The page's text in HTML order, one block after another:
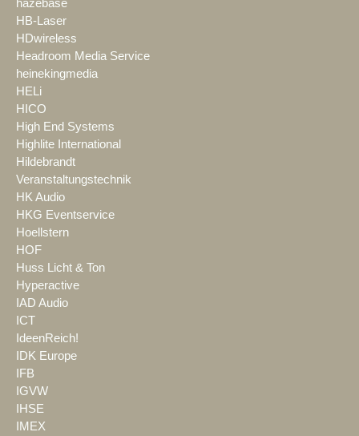
hazebase
HB-Laser
HDwireless
Headroom Media Service
heinekingmedia
HELi
HICO
High End Systems
Highlite International
Hildebrandt
Veranstaltungstechnik
HK Audio
HKG Eventservice
Hoellstern
HOF
Huss Licht & Ton
Hyperactive
IAD Audio
ICT
IdeenReich!
IDK Europe
IFB
IGVW
IHSE
IMEX